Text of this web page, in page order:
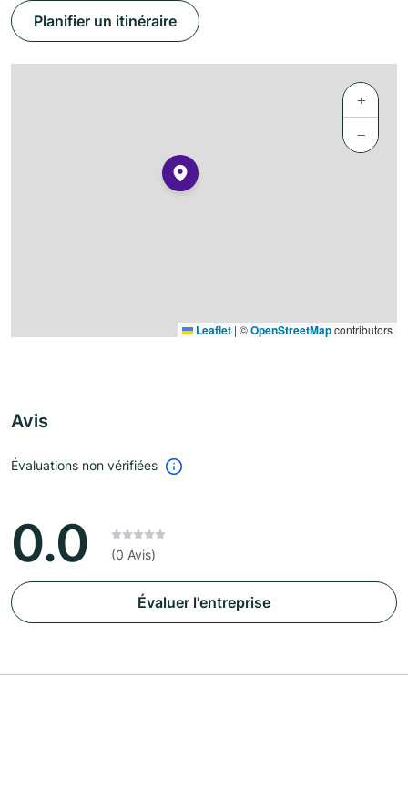
Planifier un itinéraire
+
−
Leaflet | ©OpenStreetMapcontributors
Avis
Évaluations non vérifiées
0.0 (0 Avis)
Évaluer l'entreprise